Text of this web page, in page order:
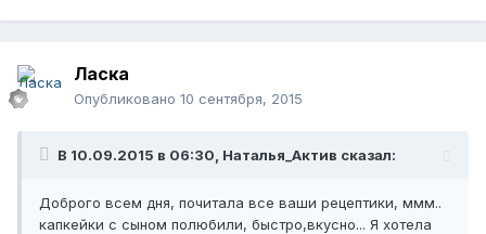
Ласка
Опубликовано 10 сентября, 2015
В 10.09.2015 в 06:30, Наталья_Актив сказал:
Доброго всем дня, почитала все ваши рецептики, ммм..
капкейки с сыном полюбили, быстро,вкусно... Я хотела